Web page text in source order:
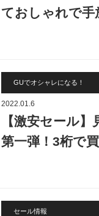
ておしゃれで手
GUでオシャレになる！
2022.01.6
【激安セール
第一弾！3桁で
セール情報